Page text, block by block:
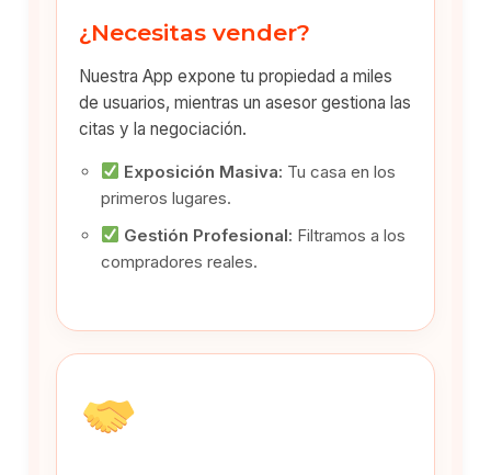
¿Necesitas vender?
Nuestra App expone tu propiedad a miles
de usuarios, mientras un asesor gestiona las
citas y la negociación.
Exposición Masiva: Tu casa en los
primeros lugares.
Gestión Profesional: Filtramos a los
compradores reales.